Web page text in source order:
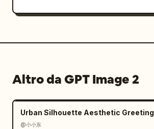
Altro da GPT Image 2
Urban Silhouette Aesthetic Greeting
@小小东